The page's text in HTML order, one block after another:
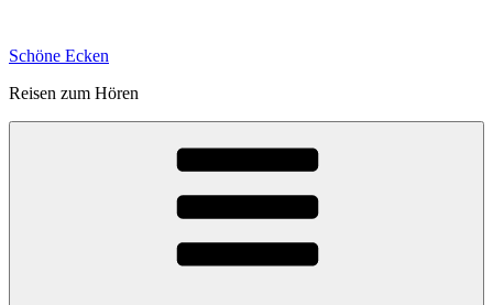
springen
Schöne Ecken
Reisen zum Hören